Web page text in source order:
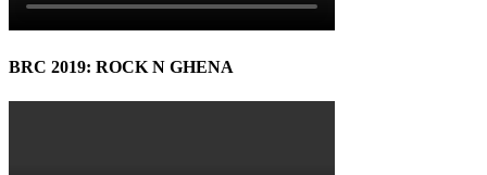
BRC 2019: ROCK N GHENA